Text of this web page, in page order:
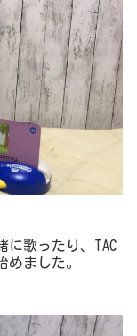
に歌ったり、TAC
ました。